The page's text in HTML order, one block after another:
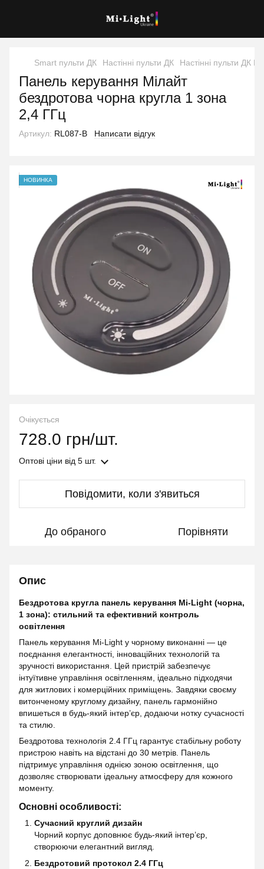
Smart пульти ДК Настінні пульти ДК Настінні пульти ДК
Панель керування Мілайт
бездротова чорна кругла 1 зона
2,4 ГГц
Артикул: RL087-B Написати відгук
НОВИНКА
Очікується
728.0 грн/шт.
Оптові ціни від 5 шт.
Повідомити, коли з'явиться
До обраного Порівняти
Опис
Бездротова кругла панель керування Mi-Light (чорна,
1 зона): стильний та ефективний контроль
освітлення
Панель керування Mi-Light у чорному виконанні — це
поєднання елегантності, інноваційних технологій та
зручності використання. Цей пристрій забезпечує
інтуїтивне управління освітленням, ідеально підходячи
для житлових і комерційних приміщень. Завдяки своєму
витонченому круглому дизайну, панель гармонійно
впишеться в будь-який інтер’єр, додаючи нотку сучасності
та стилю.
Бездротова технологія 2.4 ГГц гарантує стабільну роботу
пристрою навіть на відстані до 30 метрів. Панель
підтримує управління однією зоною освітлення, що
дозволяє створювати ідеальну атмосферу для кожного
моменту.
Основні особливості:
Сучасний круглий дизайн
Чорний корпус доповнює будь-який інтер’єр,
створюючи елегантний вигляд.
Бездротовий протокол 2.4 ГГц